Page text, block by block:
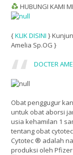
HUBUNGI KAMI
{KLIK DISINI }
Amelia Sp.OG }
DOCTER
Obat penggugur
untuk obat aborsi
usia kehamilan 1
tentang obat
Cytotec ® adalah
produksi oleh Pfizer